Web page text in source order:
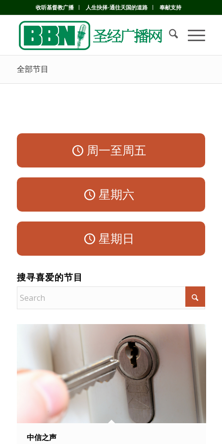
收听基督教广播 人生抉择-通往天国的道路 奉献支持
全部节目
周一至周五
星期六
星期日
搜寻喜爱的节目
中信之声